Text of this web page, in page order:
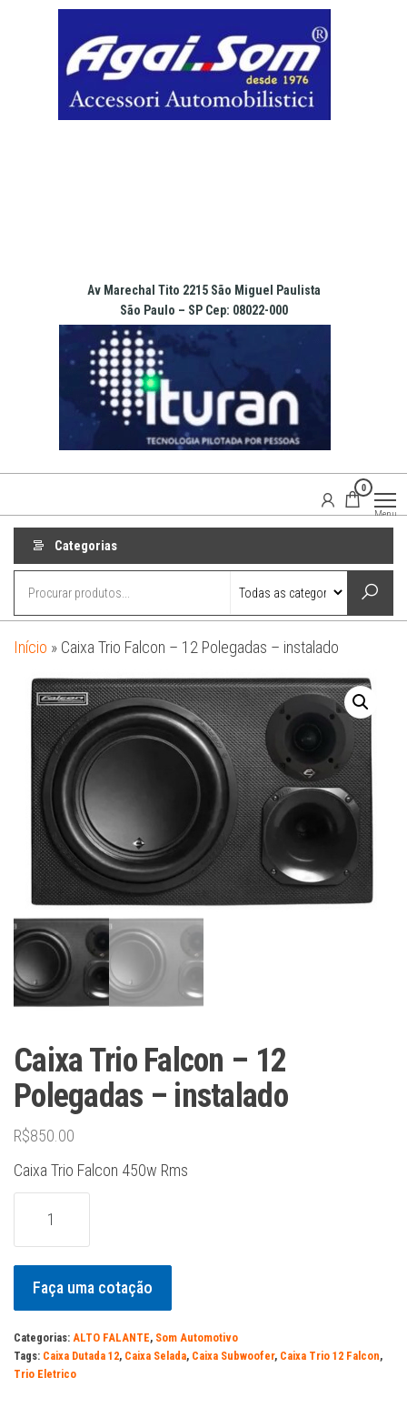
Av Marechal Tito 2215 São Miguel Paulista
São Paulo – SP Cep: 08022-000
0
Menu
Categorias
Início » Caixa Trio Falcon – 12 Polegadas – instalado
Caixa Trio Falcon – 12
Polegadas – instalado
R$850.00
Caixa Trio Falcon 450w Rms
12
Polegadas
-
instalado
Faça uma cotação
Categorias: ALTO FALANTE, Som Automotivo
Tags: Caixa Dutada 12, Caixa Selada, Caixa Subwoofer, Caixa Trio 12 Falcon,
Trio Eletrico